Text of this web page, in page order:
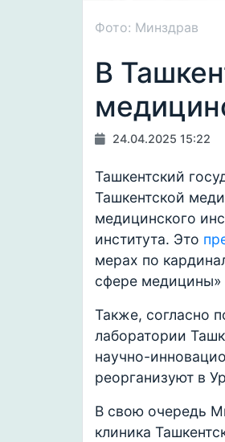
Фото: Минздрав
В
24.04.2025 15:22
Ташкентский
Ташкентской
медицинского
института. Это
мерах по
сфере медицины»
Также, согласно
лаборатории
научно-
реорганизуют в
В свою очередь
клиника